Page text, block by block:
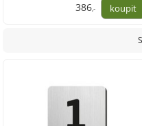
386,-